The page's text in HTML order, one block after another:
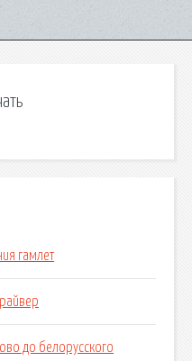
гамлет
до белорусского